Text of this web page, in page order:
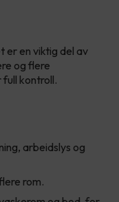
er en viktig del av
og flere
kontroll.
arbeidslys og
rom.